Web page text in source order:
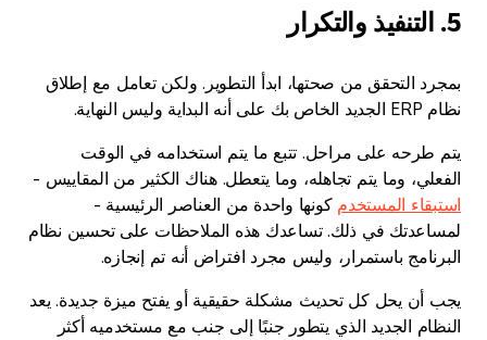
5. التنفيذ والتكرار
بمجرد التحقق من صحتها، ابدأ التطوير. ولكن تعامل مع إطلاق
نظام ERP الجديد الخاص بك على أنه البداية وليس النهاية.
يتم طرحه على مراحل. تتبع ما يتم استخدامه في الوقت
الفعلي، وما يتم تجاهله، وما يتعطل. هناك الكثير من المقاييس -
استبقاء المستخدم كونها واحدة من العناصر الرئيسية -
لمساعدتك في ذلك. تساعدك هذه الملاحظات على تحسين نظام
البرنامج باستمرار، وليس مجرد افتراض أنه تم إنجازه.
يجب أن يحل كل تحديث مشكلة حقيقية أو يفتح ميزة جديدة. يعد
النظام الجديد الذي يتطور جنبًا إلى جنب مع مستخدميه أكثر